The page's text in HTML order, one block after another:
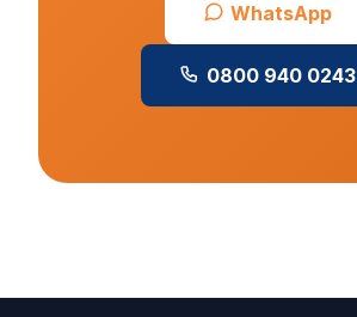
WhatsApp
0800 940 0243